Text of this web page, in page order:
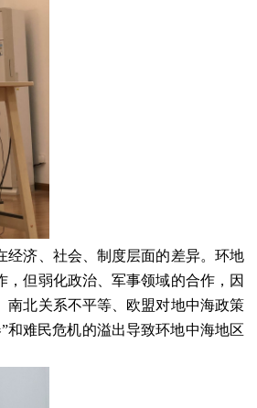
经济、社会、制度层面的差异。环地
但弱化政治、军事领域的合作，因
北关系不平等、欧盟对地中海政策
和难民危机的溢出导致环地中海地区